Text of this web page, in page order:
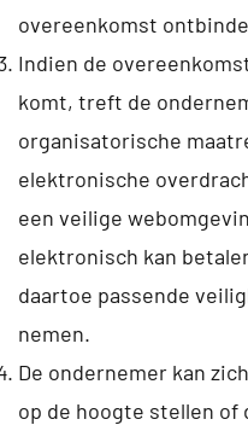
overeenkomst
Indien de
komt, treft de
organisatorische
elektronische
een veilige
elektronisch kan
daartoe passende
nemen.
De ondernemer kan
op de hoogte stellen of